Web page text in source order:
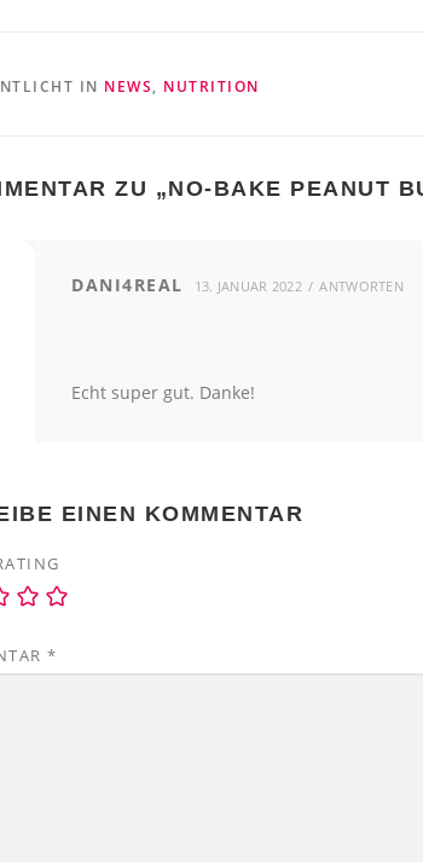
IN NEWS, NUTRITION
ZU „NO-BAKE PEANUT
DANI4REAL 13. JANUAR 2022 ANTWORTEN
Echt super gut. Danke!
EINEN KOMMENTAR
*